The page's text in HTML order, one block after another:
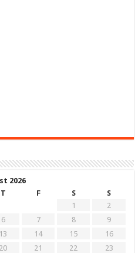
2026
T F S
S
1
2
6 7 8
9
13 14 15
16
20 21 22
23